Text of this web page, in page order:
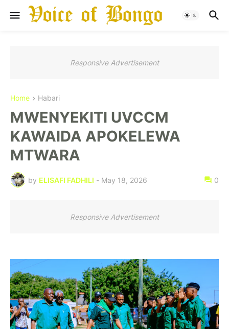
Responsive Advertisement
Home Habari
MWENYEKITI UVCCM
KAWAIDA APOKELEWA
MTWARA
by ELISAFI FADHILI - May 18, 2026 0
Responsive Advertisement